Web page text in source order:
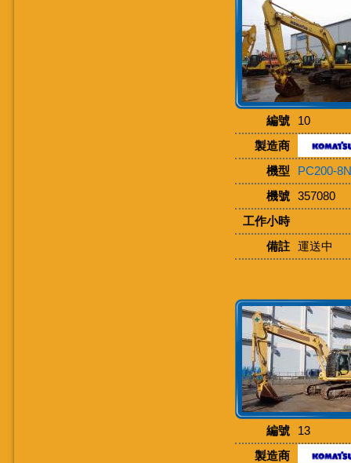
編號
10
製造商
機型
PC200-
機號
357080
工作小時
備註
運送中
編號
13
製造商